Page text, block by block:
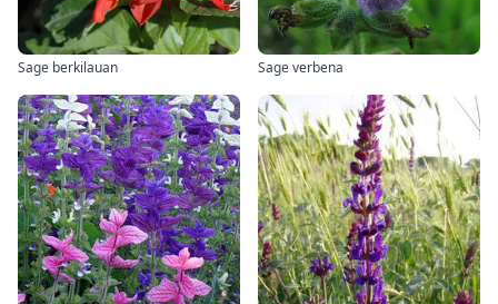
Sage berkilauan Sage verbena